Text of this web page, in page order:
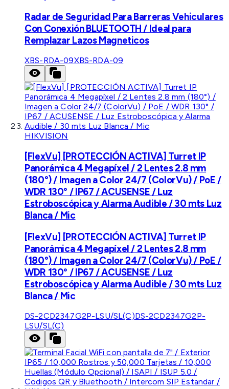
Radar de Seguridad Para Barreras Vehiculares
Con Conexión BLUETOOTH / Ideal para
Remplazar Lazos Magneticos
XBS-RDA-09XBS-RDA-09
HIKVISION
[FlexVu] [PROTECCIÓN ACTIVA] Turret IP
Panorámica 4 Megapíxel / 2 Lentes 2.8 mm
(180°) / Imagen a Color 24/7 (ColorVu) / PoE /
WDR 130° / IP67 / ACUSENSE / Luz
Estroboscópica y Alarma Audible / 30 mts Luz
Blanca / Mic
[FlexVu] [PROTECCIÓN ACTIVA] Turret IP
Panorámica 4 Megapíxel / 2 Lentes 2.8 mm
(180°) / Imagen a Color 24/7 (ColorVu) / PoE /
WDR 130° / IP67 / ACUSENSE / Luz
Estroboscópica y Alarma Audible / 30 mts Luz
Blanca / Mic
DS-2CD2347G2P-LSU/SL(C)DS-2CD2347G2P-
LSU/SL(C)